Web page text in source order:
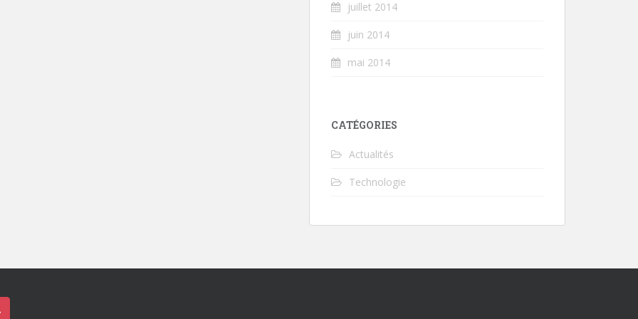
juillet 2014
juin 2014
mai 2014
CATÉGORIES
Actualités
Technologie